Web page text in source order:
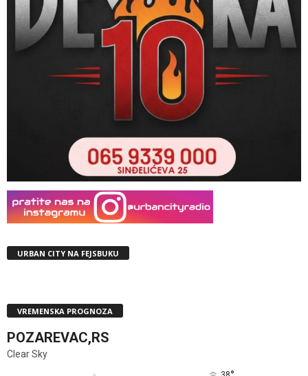
URBAN CITY NA FEJSBUKU
VREMENSKA PROGNOZA
POZAREVAC,RS
Clear Sky